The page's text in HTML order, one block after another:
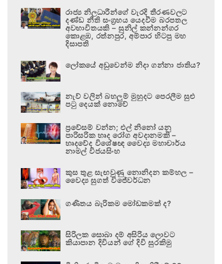
රාජ්‍ය නිලධාරීන්ගේ වැරදි තීරණවලට
දණ්ඩ නීති සංග්‍රහය යෙදවීම බරපතල
අවභාවිතයකි – සුනිල් කන්නන්ගර
කොළඹ, රත්නපුර, අම්පාර හිටපු මහ
දිසාපති
ලෝකයේ අඩුවෙන්ම නිදා ගන්නා ජාතිය?
නැව් වලින් බහලුම් මුහුදට පෙරලීම සුළු
පටු දෙයක් නොවේ
ප්‍රවේසම් වන්න; එල් නිනෝ යනු
පාරිසරික හෘද රෝග අවදානමකි –
හෘදවේද විශේෂඥ වෛද්‍ය මහාචාර්ය
නාමල් විජයසිංහ
කුස තුළ සැඟවුණු නොනිදන කම්හල –
වෛද්‍ය සුගත් විජේවර්ධන
ගණිතය බැරිකම මෝඩකමක් ද?
සිරිලක සොබා දම් අසිරිය ලොවට
කියාපාන දිවියන් ගේ දිවි සුරකිමු